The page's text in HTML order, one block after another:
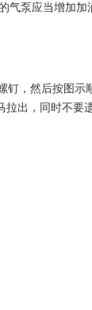
气泵应当增加加
钉，然后按图示
拉出，同时不要